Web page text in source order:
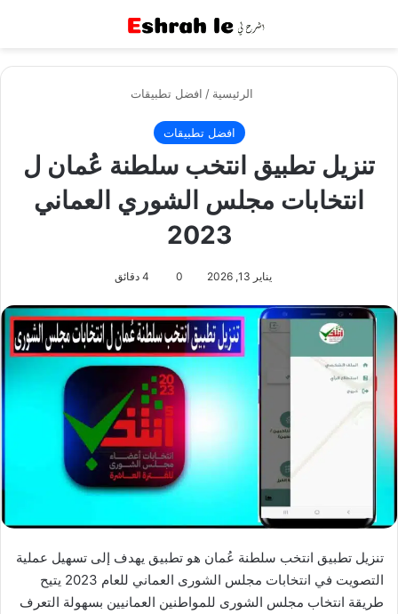
الرئيسية / افضل تطبيقات
افضل تطبيقات
تنزيل تطبيق انتخب سلطنة عُمان ل
انتخابات مجلس الشوري العماني
2023
يناير 13, 2026 0
تنزيل تطبيق انتخب سلطنة عُمان هو تطبيق يهدف إلى تسهيل عملية
التصويت في انتخابات مجلس الشورى العماني للعام 2023 يتيح
طريقة انتخاب مجلس الشورى للمواطنين العمانيين بسهولة التعرف